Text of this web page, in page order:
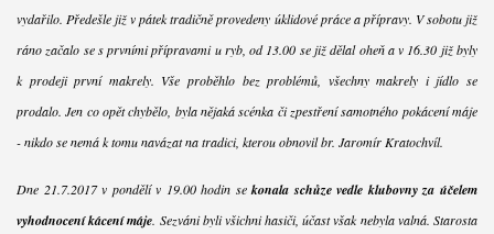
vydařilo. Předešle již v pátek tradičně provedeny úklidové práce a přípravy. V sobotu již
ráno začalo se s prvními přípravami u ryb, od 13.00 se již dělal oheň a v 16.30 již byly
k prodeji první makrely. Vše proběhlo bez problémů, všechny makrely i jídlo se
prodalo. Jen co opět chybělo, byla nějaká scénka či zpestření samotného pokácení máje
- nikdo se nemá k tomu navázat na tradici, kterou obnovil br. Jaromír Kratochvíl.
Dne 21.7.2017 v pondělí v 19.00 hodin sekonala schůze vedle klubovny za účelem
vyhodnocení kácení máje. Sezváni byli všichni hasiči, účast však nebyla valná. Starosta